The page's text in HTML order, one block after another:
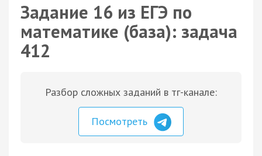
Задание 16 из ЕГЭ по
математике (база): задача
412
Разбор сложных заданий в тг-канале:
Посмотреть